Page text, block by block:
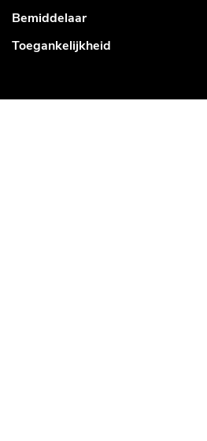
Bemiddelaar
Toegankelijkheid